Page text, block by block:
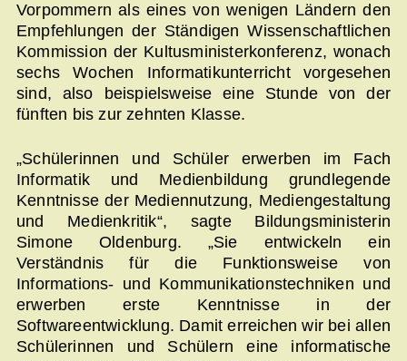
Vorpommern als eines von wenigen Ländern den
Empfehlungen der Ständigen Wissenschaftlichen
Kommission der Kultusministerkonferenz, wonach
sechs Wochen Informatikunterricht vorgesehen
sind, also beispielsweise eine Stunde von der
fünften bis zur zehnten Klasse.
„Schülerinnen und Schüler erwerben im Fach
Informatik und Medienbildung grundlegende
Kenntnisse der Mediennutzung, Mediengestaltung
und Medienkritik“, sagte Bildungsministerin
Simone Oldenburg. „Sie entwickeln ein
Verständnis für die Funktionsweise von
Informations- und Kommunikationstechniken und
erwerben erste Kenntnisse in der
Softwareentwicklung. Damit erreichen wir bei allen
Schülerinnen und Schülern eine informatische